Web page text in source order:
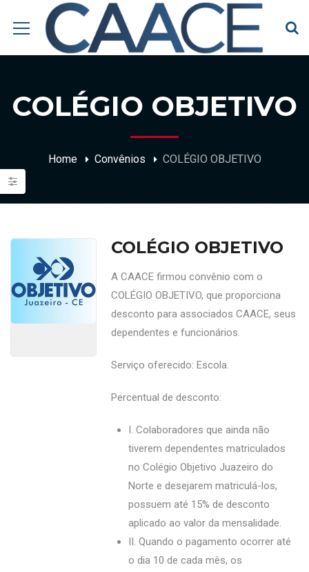
COLÉGIO OBJETIVO
Home Convênios COLÉGIO OBJETIVO
COLÉGIO OBJETIVO
A CAACE firmou convênio com o
COLÉGIO OBJETIVO, que proporciona
desconto para associados CAACE, seus
dependentes e funcionários.
Serviço oferecido: Escola.
Percentual de desconto:
I. Colaboradores que ainda não
tiverem dependentes matriculados
no Colégio Objetivo Juazeiro do
Norte e desejarem matriculá-los,
possuem até 15% de desconto
aplicado ao valor da mensalidade.
II. Quando o pagamento ocorrer até
o dia 10 de cada mês, os